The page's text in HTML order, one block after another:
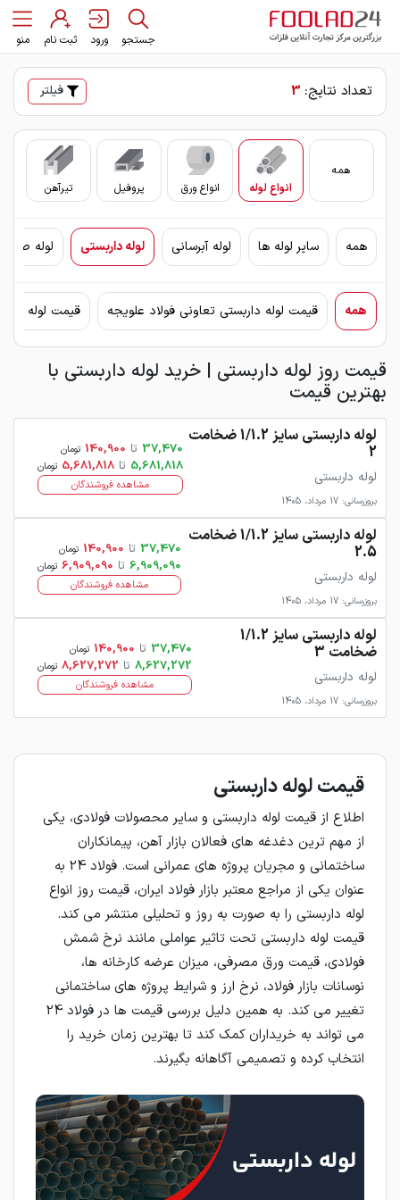
جستجو ورود ثبت نام منو
تعداد نتایج: 3 فیلتر
همه
انواع لوله
انواع ورق پروفیل تیرآهن
همه سایر لوله ها لوله آبرسانی لوله داربستی لوله
همه قیمت لوله داربستی تعاونی فولاد علویجه قیمت لوله
قیمت روز لوله داربستی | خرید لوله داربستی با
بهترین قیمت
لوله داربستی سایز 1/1.2 ضخامت
2
لوله داربستی
بروزرسانی: 17 مرداد، 1405
37,470 تا 140,900 تومان
5,681,818 تا 5,681,818 تومان
مشاهده فروشندگان
لوله داربستی سایز 1/1.2 ضخامت
2.5
لوله داربستی
بروزرسانی: 17 مرداد، 1405
37,470 تا 140,900 تومان
6,909,090 تا 6,909,090 تومان
مشاهده فروشندگان
لوله داربستی سایز 1/1.2
ضخامت 3
لوله داربستی
بروزرسانی: 17 مرداد، 1405
37,470 تا 140,900 تومان
8,627,272 تا 8,627,272 تومان
مشاهده فروشندگان
قیمت لوله داربستی
اطلاع از قیمت لوله داربستی و سایر محصولات فولادی، یکی
از مهم ترین دغدغه های فعالان بازار آهن، پیمانکاران
ساختمانی و مجریان پروژه های عمرانی است. فولاد 24 به
عنوان یکی از مراجع معتبر بازار فولاد ایران، قیمت روز انواع
لوله داربستی را به صورت به روز و تحلیلی منتشر می کند.
قیمت لوله داربستی تحت تاثیر عواملی مانند نرخ شمش
فولادی، قیمت ورق مصرفی، میزان عرضه کارخانه ها،
نوسانات بازار فولاد، نرخ ارز و شرایط پروژه های ساختمانی
تغییر می کند. به همین دلیل بررسی قیمت ها در فولاد 24
می تواند به خریداران کمک کند تا بهترین زمان خرید را
انتخاب کرده و تصمیمی آگاهانه بگیرند.